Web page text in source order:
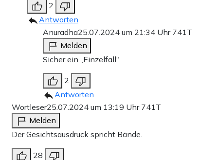
2
Antworten
Anuradha25.07.2024 um 21:34 Uhr 741T
Melden
Sicher ein „Einzelfall“.
2
Antworten
Wortleser25.07.2024 um 13:19 Uhr 741T
Melden
Der Gesichtsausdruck spricht Bände.
28